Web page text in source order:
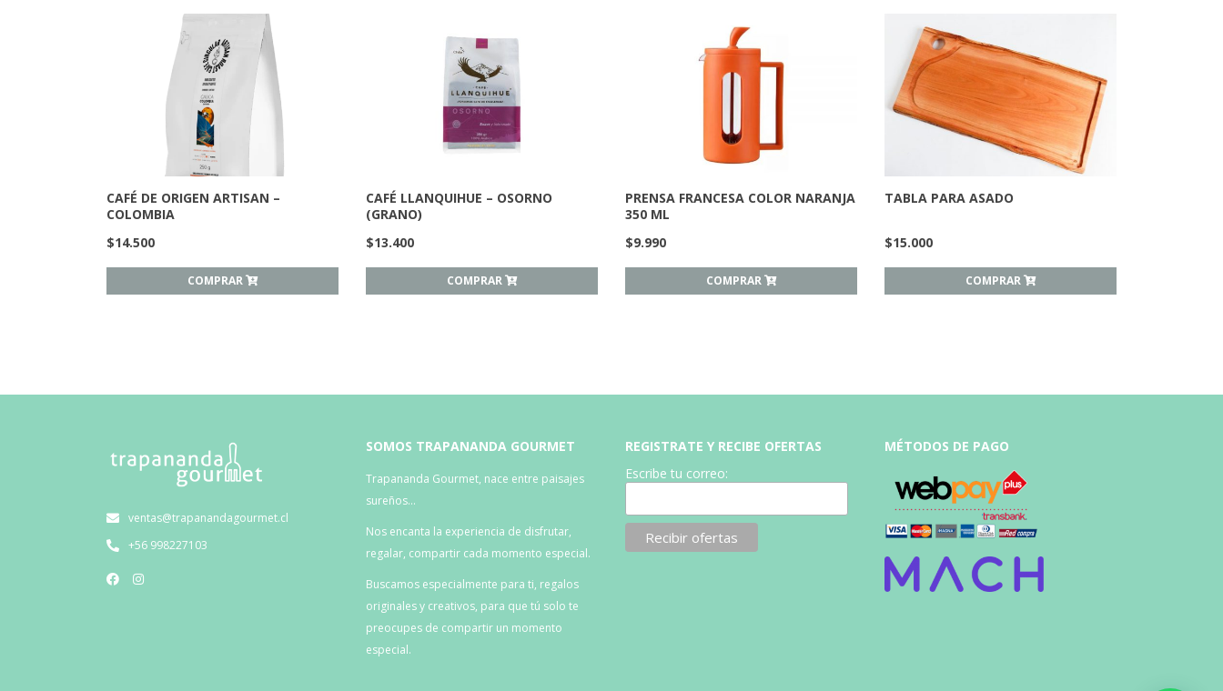
CAFÉ DE ORIGEN ARTISAN –
COLOMBIA
$14.500
COMPRAR
CAFÉ LLANQUIHUE – OSORNO
(GRANO)
$13.400
COMPRAR
PRENSA FRANCESA COLOR NARANJA
350 ML
$9.990
COMPRAR
TABLA PARA ASADO
$15.000
COMPRAR
ventas@trapanandagourmet.cl
+56 998227103
SOMOS TRAPANANDA GOURMET
Trapananda Gourmet, nace entre paisajes
sureños…
Nos encanta la experiencia de disfrutar,
regalar, compartir cada momento especial.
Buscamos especialmente para ti, regalos
originales y creativos, para que tú solo te
preocupes de compartir un momento
especial.
REGISTRATE Y RECIBE OFERTAS
Escribe tu correo:
MÉTODOS DE PAGO